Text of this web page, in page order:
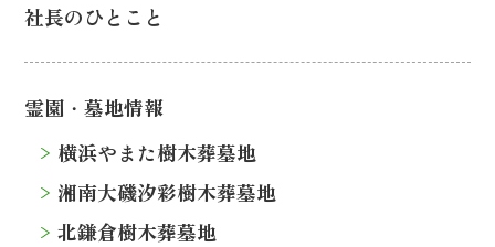
社長のひとこと
霊園・墓地情報
横浜やまた樹木葬墓地
湘南大磯汐彩樹木葬墓地
北鎌倉樹木葬墓地